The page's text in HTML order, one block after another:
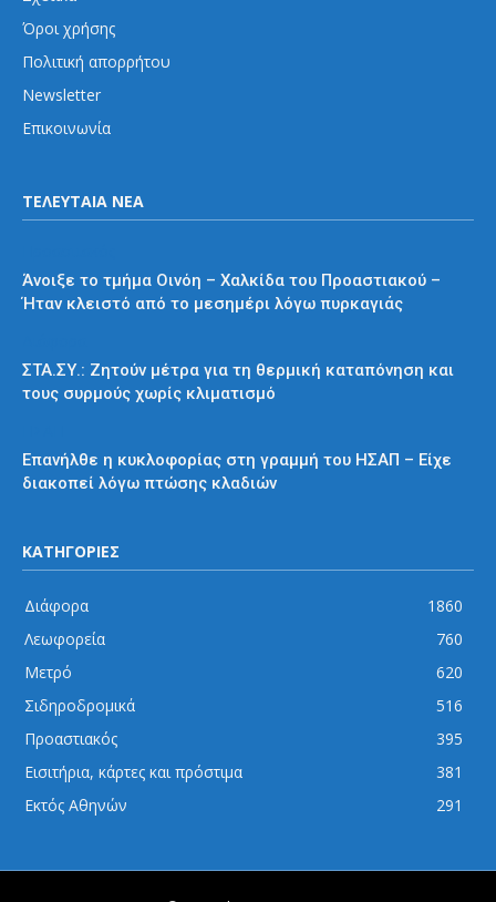
Όροι χρήσης
Πολιτική απορρήτου
Newsletter
Επικοινωνία
ΤΕΛΕΥΤΑΙΑ ΝΕΑ
Άνοιξε το τμήμα Οινόη – Χαλκίδα του Προαστιακού –
Ήταν κλειστό από το μεσημέρι λόγω πυρκαγιάς
ΣΤΑ.ΣΥ.: Ζητούν μέτρα για τη θερμική καταπόνηση και
τους συρμούς χωρίς κλιματισμό
Επανήλθε η κυκλοφορίας στη γραμμή του ΗΣΑΠ – Είχε
διακοπεί λόγω πτώσης κλαδιών
ΚΑΤΗΓΟΡΙΕΣ
Διάφορα
1860
Λεωφορεία
760
Μετρό
620
Σιδηροδρομικά
516
Προαστιακός
395
Εισιτήρια, κάρτες και πρόστιμα
381
Εκτός Αθηνών
291